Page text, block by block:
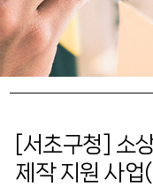
[서초구청] 소
제작 지원 사